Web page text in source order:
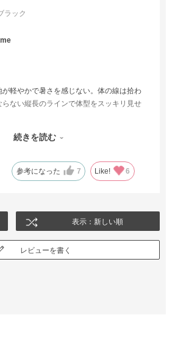
ラック
が軽やかで暑さを感じない。体の線は拾わ
ない縦長のラインで体型をスッキリ見せ
ました。
も、満足のいく購入ができました。
続きを読む
参考になった 7 Like! 6
表示：新しい順
レビューを書く